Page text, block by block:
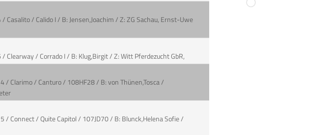
Casalito / Calido I / B: Jensen,Joachim / Z: ZG Sachau, Ernst-Uwe
Clearway / Corrado I / B: Klug,Birgit / Z: Witt Pferdezucht GbR,
/ Clarimo / Canturo / 108HF28 / B: von Thünen,Tosca /
/ Connect / Quite Capitol / 107JD70 / B: Blunck,Helena Sofie /